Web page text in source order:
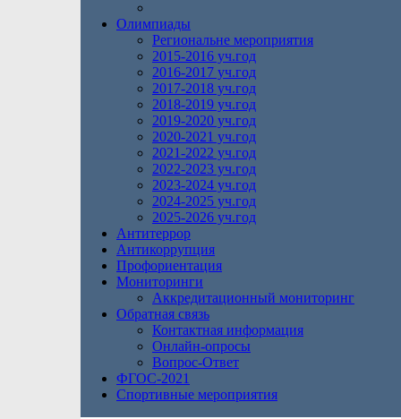
Олимпиады
Региональне мероприятия
2015-2016 уч.год
2016-2017 уч.год
2017-2018 уч.год
2018-2019 уч.год
2019-2020 уч.год
2020-2021 уч.год
2021-2022 уч.год
2022-2023 уч.год
2023-2024 уч.год
2024-2025 уч.год
2025-2026 уч.год
Антитеррор
Антикоррупция
Профориентация
Мониторинги
Аккредитационный мониторинг
Обратная связь
Контактная информация
Онлайн-опросы
Вопрос-Ответ
ФГОС-2021
Спортивные мероприятия